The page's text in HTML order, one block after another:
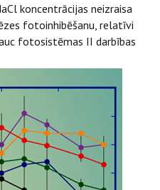
koncentrācijas neizraisa
fotoinhibēšanu, relatīvi
fotosistēmas II darbības